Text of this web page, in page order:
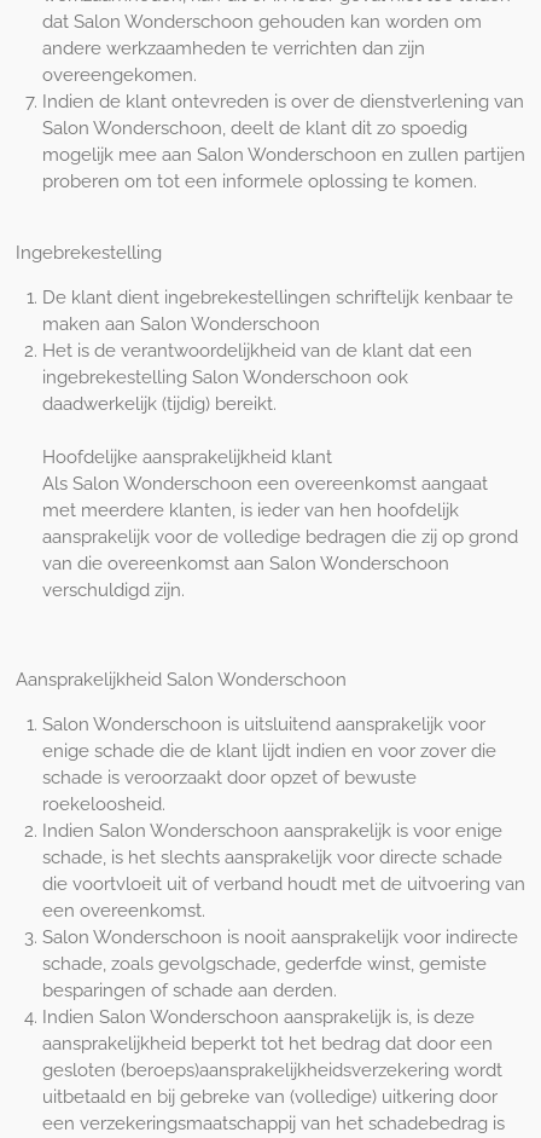
dat Salon Wonderschoon gehouden kan worden om
andere werkzaamheden te verrichten dan zijn
overeengekomen.
Indien de klant ontevreden is over de dienstverlening van
Salon Wonderschoon, deelt de klant dit zo spoedig
mogelijk mee aan Salon Wonderschoon en zullen partijen
proberen om tot een informele oplossing te komen.
Ingebrekestelling
De klant dient ingebrekestellingen schriftelijk kenbaar te
maken aan Salon Wonderschoon
Het is de verantwoordelijkheid van de klant dat een
ingebrekestelling Salon Wonderschoon ook
daadwerkelijk (tijdig) bereikt.
Hoofdelijke aansprakelijkheid klant
Als Salon Wonderschoon een overeenkomst aangaat
met meerdere klanten, is ieder van hen hoofdelijk
aansprakelijk voor de volledige bedragen die zij op grond
van die overeenkomst aan Salon Wonderschoon
verschuldigd zijn.
Aansprakelijkheid Salon Wonderschoon
Salon Wonderschoon is uitsluitend aansprakelijk voor
enige schade die de klant lijdt indien en voor zover die
schade is veroorzaakt door opzet of bewuste
roekeloosheid.
Indien Salon Wonderschoon aansprakelijk is voor enige
schade, is het slechts aansprakelijk voor directe schade
die voortvloeit uit of verband houdt met de uitvoering van
een overeenkomst.
Salon Wonderschoon is nooit aansprakelijk voor indirecte
schade, zoals gevolgschade, gederfde winst, gemiste
besparingen of schade aan derden.
Indien Salon Wonderschoon aansprakelijk is, is deze
aansprakelijkheid beperkt tot het bedrag dat door een
gesloten (beroeps)aansprakelijkheidsverzekering wordt
uitbetaald en bij gebreke van (volledige) uitkering door
een verzekeringsmaatschappij van het schadebedrag is